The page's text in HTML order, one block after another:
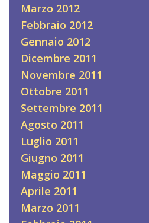
Marzo 2012
Febbraio 2012
Gennaio 2012
Dicembre 2011
Novembre 2011
Ottobre 2011
Settembre 2011
Agosto 2011
Luglio 2011
Giugno 2011
Maggio 2011
Aprile 2011
Marzo 2011